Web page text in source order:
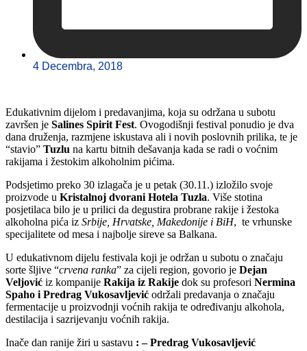
4 Decembra, 2018
Edukativnim dijelom i predavanjima, koja su održana u subotu
završen je Salines Spirit Fest. Ovogodišnji festival ponudio je dva
dana druženja, razmjene iskustava ali i novih poslovnih prilika, te je
“stavio” Tuzlu na kartu bitnih dešavanja kada se radi o voćnim
rakijama i žestokim alkoholnim pićima.
Podsjetimo preko 30 izlagača je u petak (30.11.) izložilo svoje
proizvode u Kristalnoj dvorani Hotela Tuzla. Više stotina
posjetilaca bilo je u prilici da degustira probrane rakije i žestoka
alkoholna pića iz Srbije, Hrvatske, Makedonije i BiH, te vrhunske
specijalitete od mesa i najbolje sireve sa Balkana.
U edukativnom dijelu festivala koji je održan u subotu o značaju
sorte šljive “crvena ranka” za cijeli region, govorio je Dejan
Veljović iz kompanije Rakija iz Rakije dok su profesori Nermina
Spaho i Predrag Vukosavljević održali predavanja o značaju
fermentacije u proizvodnji voćnih rakija te određivanju alkohola,
destilacija i sazrijevanju voćnih rakija.
Inače dan ranije žiri u sastavu : – Predrag Vukosavljević